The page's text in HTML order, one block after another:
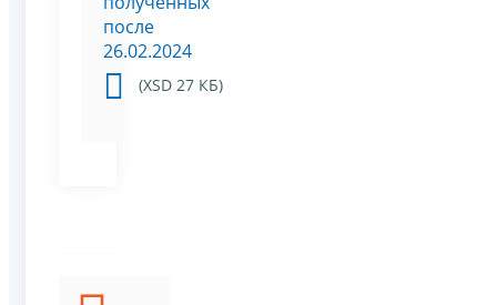
после
26.02.2024
(XSD 27 КБ)